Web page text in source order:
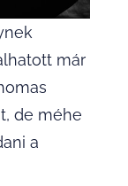
már
de méhe
a